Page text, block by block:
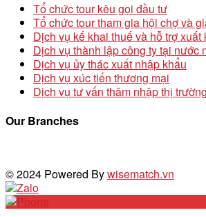
Tổ chức tour kêu gọi đầu tư
Tổ chức tour tham gia hội chợ và
Dịch vụ kế khai thuế và hỗ trợ xuất
Dịch vụ thành lập công ty tại nước
Dịch vụ ủy thác xuất nhập khẩu
Dịch vụ xúc tiến thương mại
Dịch vụ tư vấn thâm nhập thị trường
Our Branches
© 2024 Powered Bywisematch.vn